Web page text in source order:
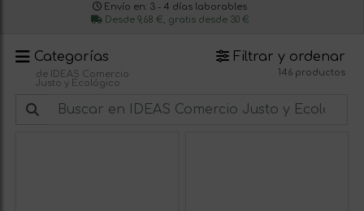
Envío en: 3 - 4 días laborables
Desde 9,68 €, gratis desde 30 €
Categorías
de IDEAS Comercio
Justo y Ecológico
Filtrar y ordenar
146 productos